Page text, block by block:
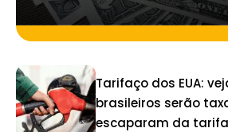
Tarifaço dos EUA:
brasileiros serão
escaparam da tarifa